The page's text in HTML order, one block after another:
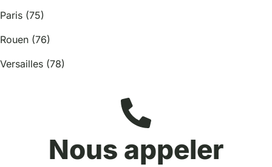
Paris (75)
Rouen (76)
Versailles (78)
Nous appeler